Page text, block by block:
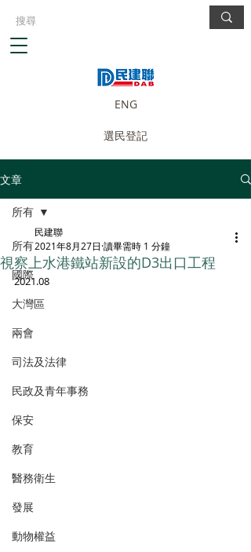
ENG
選民登記
文章
所有
國際
大灣區
兩會
司法及法律
民政及青年事務
保安
教育
醫務衛生
發展
動物權益
所有
視察上水港鐵站新設的D3出口工程
民建聯
2021年8月27日 讀畢需時 1 分鐘
2021.08